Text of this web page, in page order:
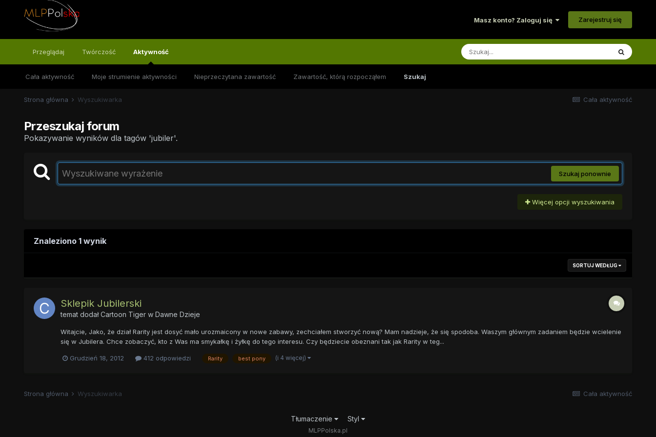
Masz konto? Zaloguj się Zarejestruj się
Przeglądaj Twórczość Aktywność
Cała aktywność Moje strumienie aktywności Nieprzeczytana zawartość Zawartość, którą rozpocząłem Szukaj
Cała aktywność
Strona główna Wyszukiwarka
Przeszukaj forum
Pokazywanie wyników dla tagów 'jubiler'.
Szukaj ponownie
Więcej opcji wyszukiwania
Znaleziono 1 wynik
SORTUJ WEDŁUG
Sklepik Jubilerski
temat dodałCartoon Tigerw Dawne Dzieje
Witajcie, Jako, że dział Rarity jest dosyć mało urozmaicony w nowe zabawy, zechciałem stworzyć nową? Mam nadzieje, że się spodoba. Waszym głównym zadaniem będzie wcielenie
się w Jubilera. Chce zobaczyć, kto z Was ma smykałkę i żyłkę do tego interesu. Czy będziecie obeznani tak jak Rarity w teg...
Grudzień 18, 2012 412 odpowiedzi Rarity best pony (i 4 więcej)
Cała aktywność
Strona główna Wyszukiwarka
Tłumaczenie Styl
MLPPolska.pl